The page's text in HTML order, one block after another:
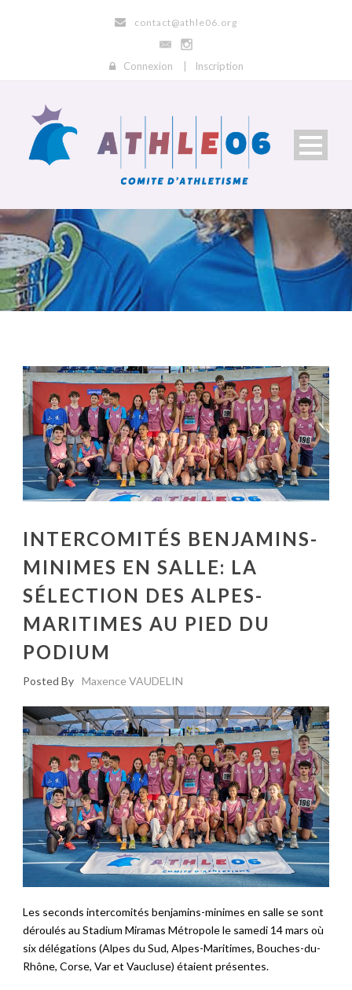
contact@athle06.org
Connexion Inscription
INTERCOMITÉS BENJAMINS-
MINIMES EN SALLE: LA
SÉLECTION DES ALPES-
MARITIMES AU PIED DU
PODIUM
Posted By Maxence VAUDELIN
Les seconds intercomités benjamins-minimes en salle se sont
déroulés au Stadium Miramas Métropole le samedi 14 mars où
six délégations (Alpes du Sud, Alpes-Maritimes, Bouches-du-
Rhône, Corse, Var et Vaucluse) étaient présentes.